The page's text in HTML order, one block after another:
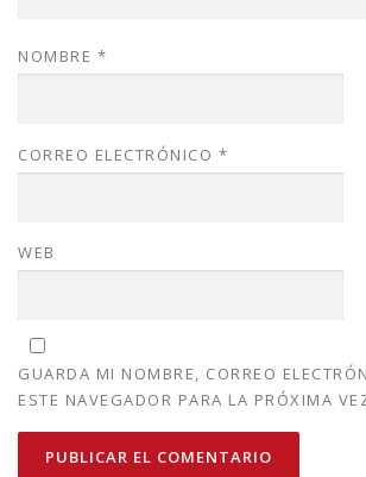
NOMBRE *
CORREO ELECTRÓNICO *
WEB
GUARDA MI NOMBRE, CORREO
ESTE NAVEGADOR PARA LA PRÓXIMA